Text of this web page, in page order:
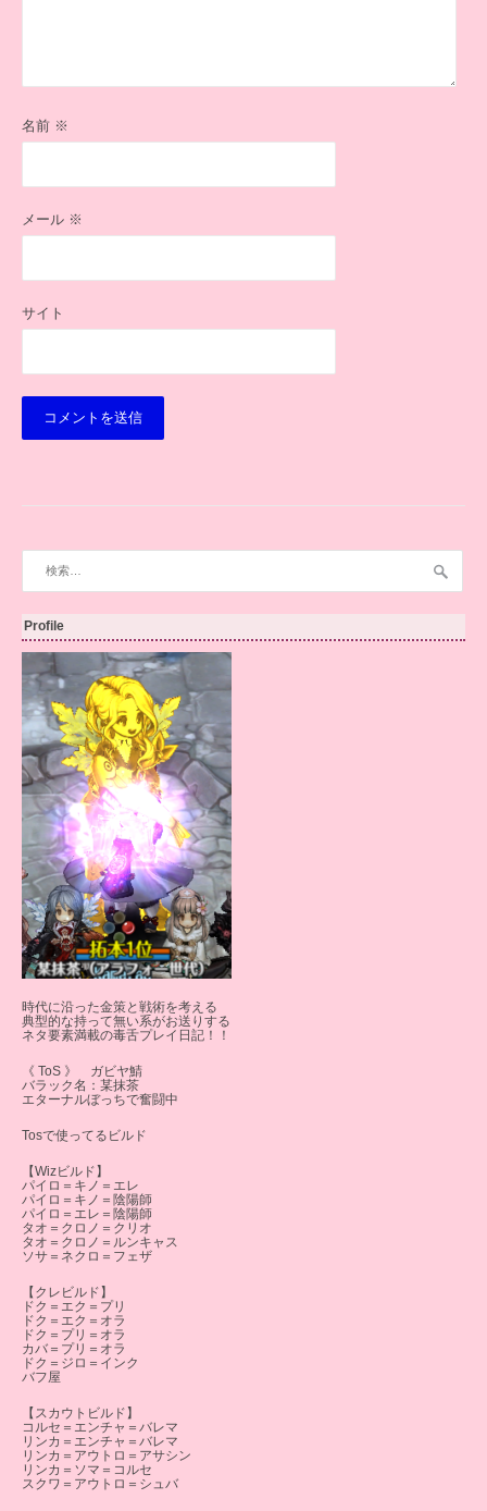
名前 ※
メール ※
サイト
Profile
時代に沿った金策と戦術を考える
典型的な持って無い系がお送りする
ネタ要素満載の毒舌プレイ日記！！
《 ToS 》 ガビヤ鯖
バラック名：某抹茶
エターナルぼっちで奮闘中
Tosで使ってるビルド
【Wizビルド】
パイロ＝キノ＝エレ
パイロ＝キノ＝陰陽師
パイロ＝エレ＝陰陽師
タオ＝クロノ＝クリオ
タオ＝クロノ＝ルンキャス
ソサ＝ネクロ＝フェザ
【クレビルド】
ドク＝エク＝プリ
ドク＝エク＝オラ
ドク＝プリ＝オラ
カバ＝プリ＝オラ
ドク＝ジロ＝インク
バフ屋
【スカウトビルド】
コルセ＝エンチャ＝バレマ
リンカ＝エンチャ＝バレマ
リンカ＝アウトロ＝アサシン
リンカ＝ソマ＝コルセ
スクワ＝アウトロ＝シュバ